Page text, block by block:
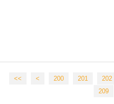
<< < 200 201 202
209